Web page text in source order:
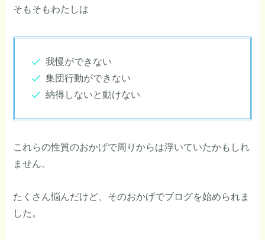
そもそもわたしは
我慢ができない
集団行動ができない
納得しないと動けない
これらの性質のおかげで周りからは浮いていたかもしれ
ません。
たくさん悩んだけど、そのおかげでブログを始められま
した。